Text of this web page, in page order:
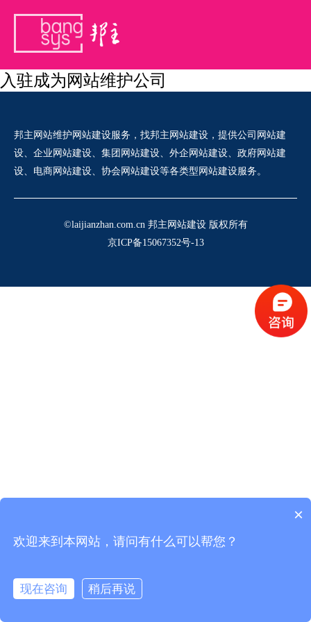
入驻成为网站维护公司
邦主网站维护网站建设服务，找邦主网站建设，提供公司网站建
设、企业网站建设、集团网站建设、外企网站建设、政府网站建
设、电商网站建设、协会网站建设等各类型网站建设服务。
©laijianzhan.com.cn 邦主网站建设 版权所有
京ICP备15067352号-13
×
欢迎来到本网站，请问有什么可以帮您？
现在咨询 稍后再说